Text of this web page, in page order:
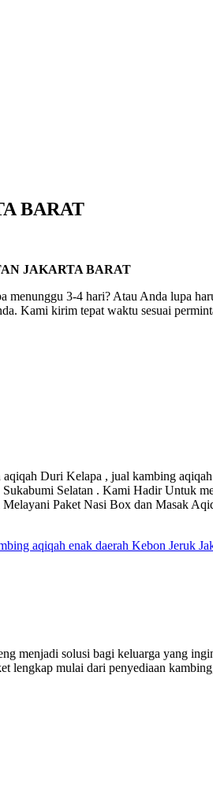
BARAT
JAKARTA BARAT
3-4 hari? Atau Anda lupa
Kami kirim tepat waktu sesuai
Duri Kelapa , jual kambing
Selatan . Kami Hadir Untuk
Paket Nasi Box dan Masak
aqiqah enak daerah Kebon Jeruk
menjadi solusi bagi keluarga yang
lengkap mulai dari penyediaan